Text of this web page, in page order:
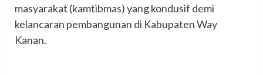
masyarakat (kamtibmas) yang kondusif demi
kelancaran pembangunan di Kabupaten Way
Kanan.